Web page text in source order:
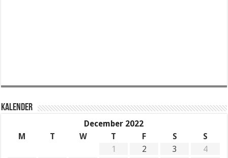
KALENDER
December 2022
M
T W T F S
S
1
2 3
4